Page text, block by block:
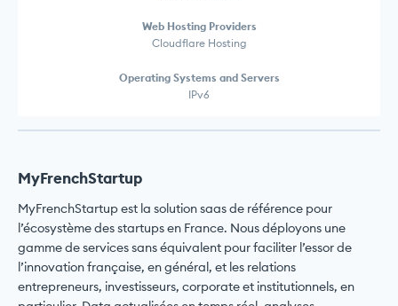
Web Hosting Providers
Cloudflare Hosting
Operating Systems and Servers
IPv6
MyFrenchStartup
MyFrenchStartup est la solution saas de référence pour
l’écosystème des startups en France. Nous déployons une
gamme de services sans équivalent pour faciliter l’essor de
l’innovation française, en général, et les relations
entrepreneurs, investisseurs, corporate et institutionnels, en